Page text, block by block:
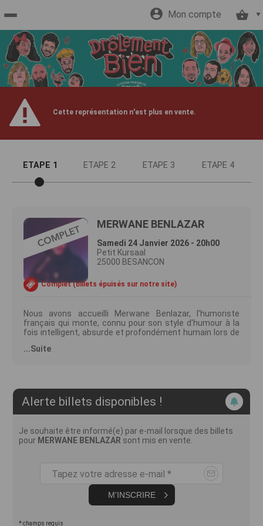
Accueil
billetterie
Site
officiel
Mon compte
Cette représentation n'est plus en vente.
ETAPE 1 ETAPE 2 ETAPE 3 ETAPE 4
MERWANE BENLAZAR
Samedi 24 Janvier 2026 - 20h00
Petit Kursaal
25000 BESANCON
Complet (billets épuisés sur notre site)
Nous avons accueilli Merwane Benlazar, l'humoriste
français qui monte, connu pour son style d'humour à la
fois intelligent, absurde et profondément humain lors de
succès de son précédent spectacle, Merwane Benlazar
Spectacle non accessible aux moins de 12 ans.
Organisateur : NG PRODUCTIONS
Licence Prod : Lic PLATESV-R-2022-012573/013740
Contact PMR : reservations@ngproductions.fr
...Suite
Alerte billets disponibles !
Je souhaite être informé(e) par e-mail lorsque des billets
pour MERWANE BENLAZAR sont mis en vente.
Tapez votre adresse e-mail *
M'INSCRIRE
* champs requis